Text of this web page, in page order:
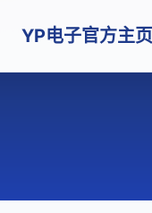
YP电子官方主页